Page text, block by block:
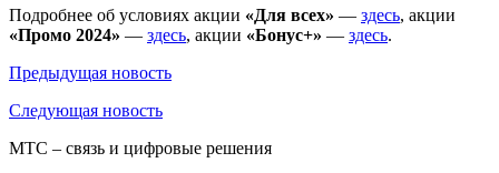
Подробнее об условиях акции «Для всех» — здесь, акции
«Промо 2024» — здесь, акции «Бонус+» — здесь.
Предыдущая новость
Следующая новость
МТС – связь и цифровые решения